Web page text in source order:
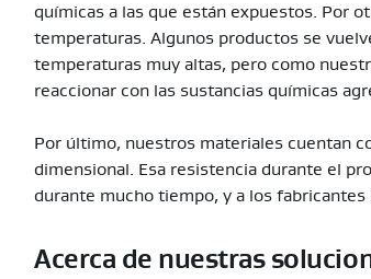
químicas a las que están expuestos. Por
temperaturas. Algunos productos se
temperaturas muy altas, pero como
reaccionar con las sustancias químicas
Por último, nuestros materiales cuentan
dimensional. Esa resistencia durante el
durante mucho tiempo, y a los
Acerca de nuestras